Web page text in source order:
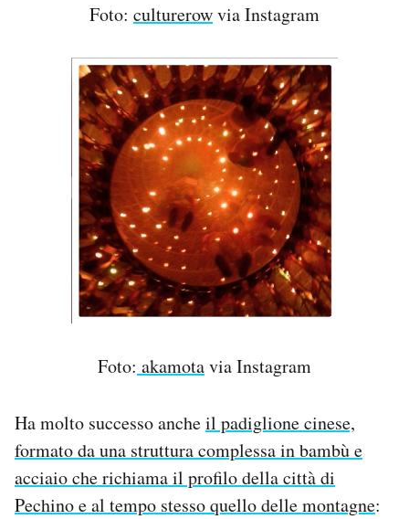
Foto: culturerowvia Instagram
Foto: akamotavia Instagram
Ha molto successo ancheil padiglione cinese,
formato da una struttura complessa in bambù e
acciaio che richiama il profilo della città di
Pechino e al tempo stesso quello delle montagne: